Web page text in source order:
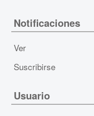
Notificaciones
Ver
Suscribirse
Usuario